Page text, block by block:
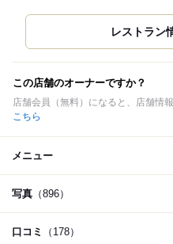
この店舗のオーナーですか？
店舗会員（無料）になると、店舗情
こちら
メニュー
写真 （896）
口コミ （178）